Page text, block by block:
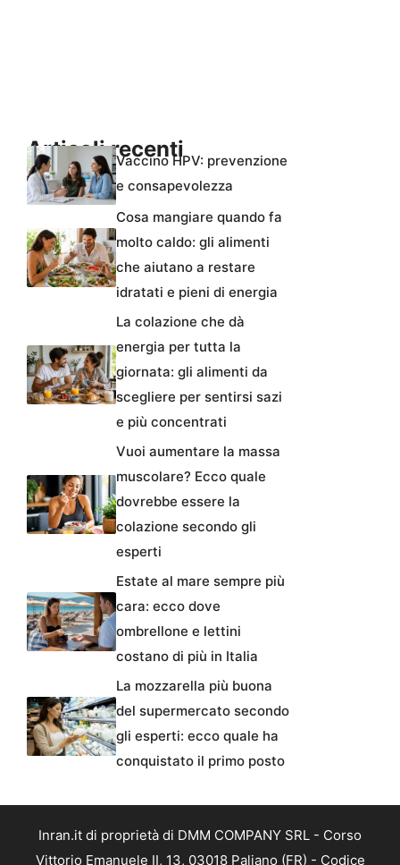
Articoli recentiVaccino HPV: prevenzione
e consapevolezza
Cosa mangiare quando fa
molto caldo: gli alimenti
che aiutano a restare
idratati e pieni di energia
La colazione che dà
energia per tutta la
giornata: gli alimenti da
scegliere per sentirsi sazi
e più concentrati
Vuoi aumentare la massa
muscolare? Ecco quale
dovrebbe essere la
colazione secondo gli
esperti
Estate al mare sempre più
cara: ecco dove
ombrellone e lettini
costano di più in Italia
La mozzarella più buona
del supermercato secondo
gli esperti: ecco quale ha
conquistato il primo posto
Inran.it di proprietà di DMM COMPANY SRL - Corso
Vittorio Emanuele II, 13, 03018 Paliano (FR) - Codice